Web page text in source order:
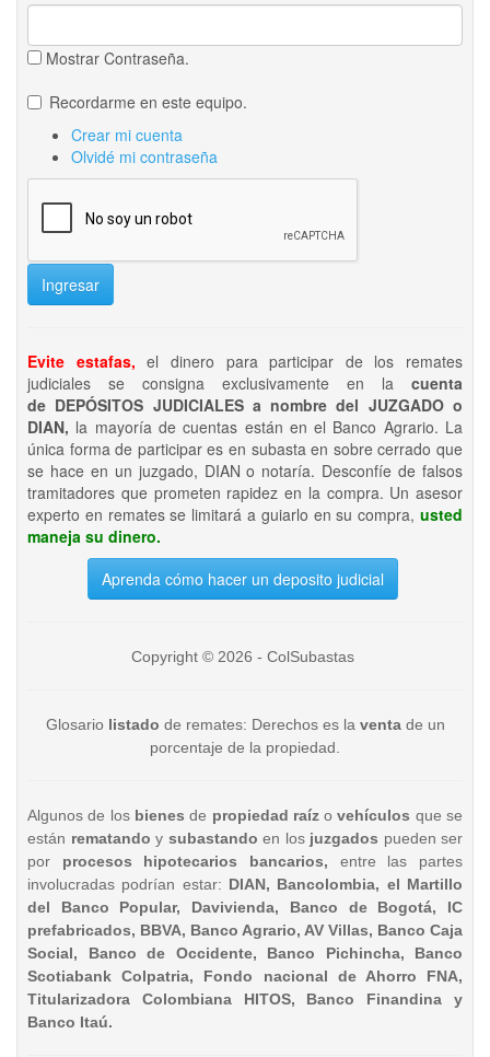
Mostrar Contraseña.
Recordarme en este equipo.
Crear mi cuenta
Olvidé mi contraseña
Ingresar
Evite estafas, el dinero para participar de los remates
judiciales se consigna exclusivamente en la cuenta
de DEPÓSITOS JUDICIALES a nombre del JUZGADO o
DIAN, la mayoría de cuentas están en el Banco Agrario. La
única forma de participar es en subasta en sobre cerrado que
se hace en un juzgado, DIAN o notaría. Desconfíe de falsos
tramitadores que prometen rapidez en la compra. Un asesor
experto en remates se limitará a guiarlo en su compra, usted
maneja su dinero.
Aprenda cómo hacer un deposito judicial
Copyright © 2026 - ColSubastas
Glosario listado de remates: Derechos es la ventade un
porcentaje de la propiedad.
Algunos de los bienesde propiedad raízo vehículos que se
están rematando y subastando en los juzgados pueden ser
por procesos hipotecarios bancarios, entre las partes
involucradas podrían estar: DIAN, Bancolombia, el Martillo
del Banco Popular, Davivienda, Banco de Bogotá, IC
prefabricados, BBVA, Banco Agrario, AV Villas, Banco Caja
Social, Banco de Occidente, Banco Pichincha, Banco
Scotiabank Colpatria, Fondo nacional de Ahorro FNA,
Titularizadora Colombiana HITOS, Banco Finandina y
Banco Itaú.